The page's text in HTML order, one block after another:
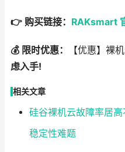
👉 购买链接： RAKsmart
💰 限时优惠： 【优惠】裸
虑入手!
相关文章
硅谷裸机云故障率居
稳定性难题